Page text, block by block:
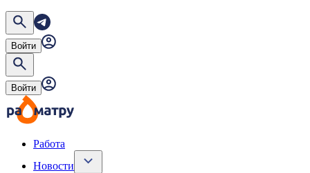
Войти
Войти
Работа
Новости